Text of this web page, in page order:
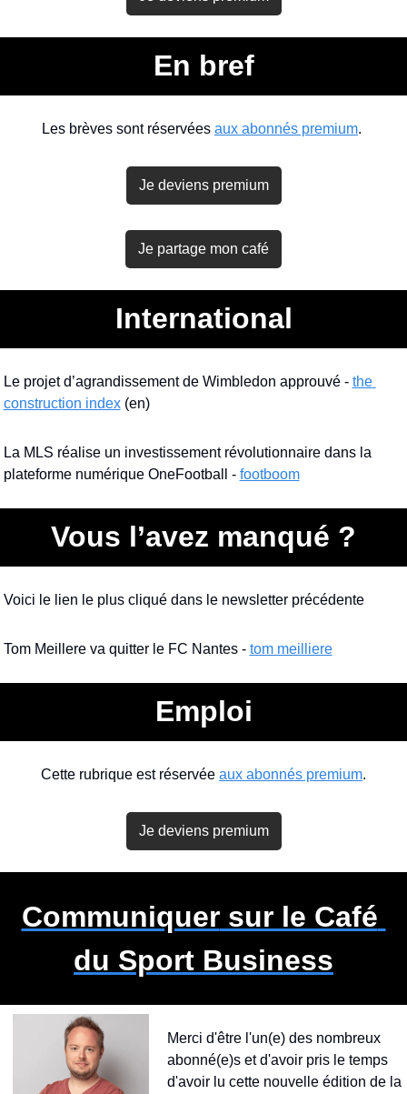
En bref
Les brèves sont réservées aux abonnés premium.
Je deviens premium
Je partage mon café
International
Le projet d’agrandissement de Wimbledon approuvé - the
construction index (en)
La MLS réalise un investissement révolutionnaire dans la
plateforme numérique OneFootball - footboom
Vous l’avez manqué ?
Voici le lien le plus cliqué dans le newsletter précédente
Tom Meillere va quitter le FC Nantes - tom meilliere
Emploi
Cette rubrique est réservée aux abonnés premium.
Je deviens premium
Communiquer sur le Café
du Sport Business
Merci d'être l'un(e) des nombreux
abonné(e)s et d'avoir pris le temps
d'avoir lu cette nouvelle édition de la